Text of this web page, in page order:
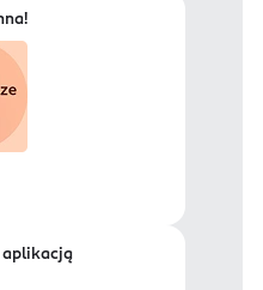
aplikacją